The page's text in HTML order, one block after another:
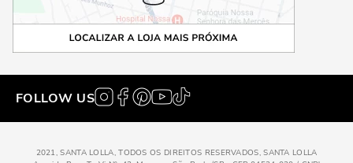
FOLLOW US
2021, SANTA LOLLA, TODOS OS DIREITOS RESERVADOS, SANTA LOLLA